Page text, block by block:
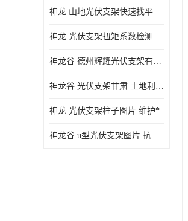
神龙 山地光伏支架快速找平 抗风耐压
神龙 光伏支架扭矩系数检测 适应性强
神龙谷 德州辉耀光伏支架有限公司 材质多样
神龙谷 光伏支架甘肃 土地利用率高
神龙 光伏支架柱子图片 维护*
神龙谷 u型光伏支架图片 抗紫外线